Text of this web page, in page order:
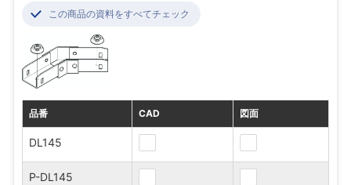
この商品の資料をすべてチェック
品番 CAD 図面
DL145
P-DL145